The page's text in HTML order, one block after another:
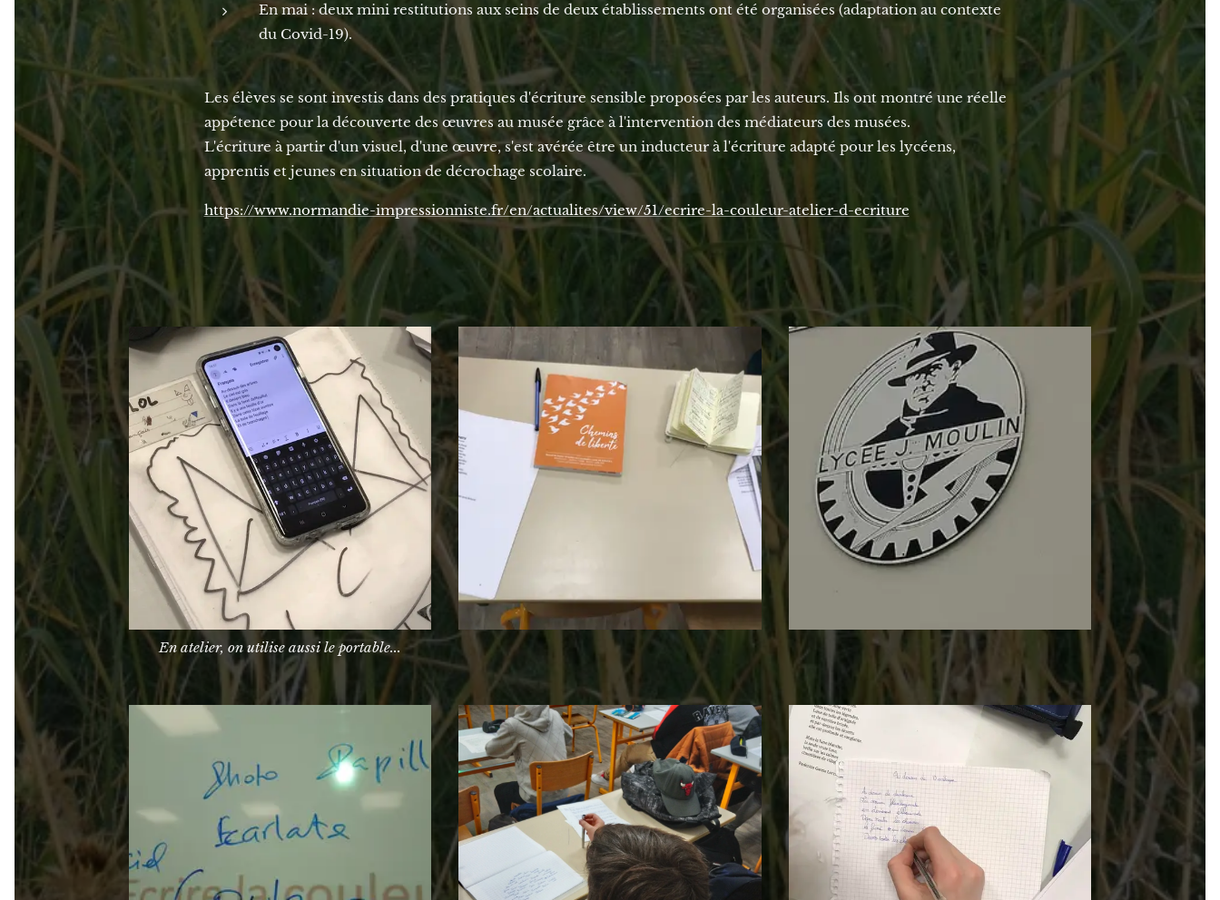
En mai : deux mini restitutions aux seins de deux établissements ont été organisées (adaptation au contexte
du Covid-19).
Les élèves se sont investis dans des pratiques d'écriture sensible proposées par les auteurs. Ils ont montré une réelle
appétence pour la découverte des œuvres au musée grâce à l'intervention des médiateurs des musées.
L'écriture à partir d'un visuel, d'une œuvre, s'est avérée être un inducteur à l'écriture adapté pour les lycéens,
apprentis et jeunes en situation de décrochage scolaire.
https://www.normandie-impressionniste.fr/en/actualites/view/51/ecrire-la-couleur-atelier-d-ecriture
En atelier, on utilise aussi le portable...